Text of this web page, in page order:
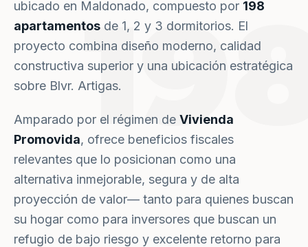
ubicado en Maldonado, compuesto por 198
apartamentos de 1, 2 y 3 dormitorios. El
proyecto combina diseño moderno, calidad
constructiva superior y una ubicación estratégica
sobre Blvr. Artigas.
Amparado por el régimen de Vivienda
Promovida, ofrece beneficios fiscales
relevantes que lo posicionan como una
alternativa inmejorable, segura y de alta
proyección de valor— tanto para quienes buscan
su hogar como para inversores que buscan un
refugio de bajo riesgo y excelente retorno para